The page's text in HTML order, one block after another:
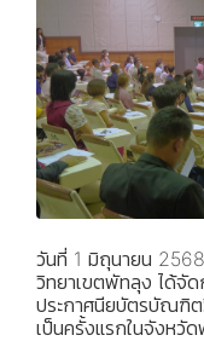
วันที่ 1 มิถุนายน
วิทยาเขตพัทลุง ได้จั
ประกาศนียบัตรบัณฑิ
เป็นครั้งแรกในจังหวั